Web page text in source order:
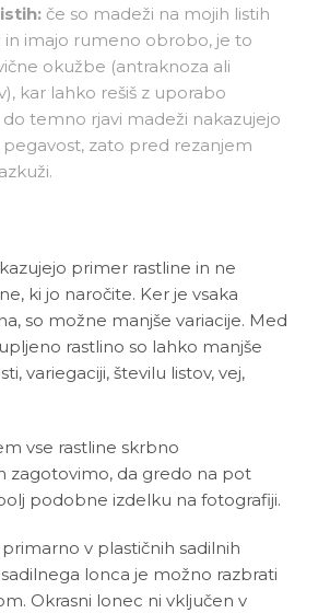
če so madeži na mojih listih
in imajo rumeno obrobo, je to
okužbe (antraknoza ali
kar lahko rešiš z uporabo
temno rjavi madeži nakazujejo
zato pred rezanjem
primer rastline in ne
ki jo naročite. Ker je vsaka
so možne manjše variacije. Med
rastlino so lahko manjše
variegaciji, številu listov, vej,
vse rastline skrbno
zagotovimo, da gredo na pot
podobne izdelku na fotografiji.
primarno v plastičnih sadilnih
sadilnega lonca je možno razbrati
Okrasni lonec ni vključen v